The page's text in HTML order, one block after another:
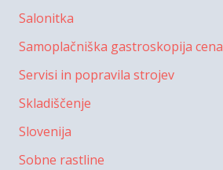
Salonitka
Samoplačniška gastroskopija cena
Servisi in popravila strojev
Skladiščenje
Slovenija
Sobne rastline